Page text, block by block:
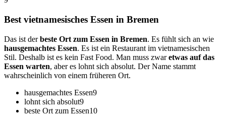
Best vietnamesisches Essen in Bremen
Das ist derbeste Ort zum Essen in Bremen. Es fühlt sich an wie
hausgemachtes Essen. Es ist ein Restaurant im vietnamesischen
Stil. Deshalb ist es kein Fast Food. Man muss zwaretwas auf das
Essen warten, aber es lohnt sich absolut. Der Name stammt
wahrscheinlich von einem früheren Ort.
hausgemachtes Essen9
lohnt sich absolut9
beste Ort zum Essen10